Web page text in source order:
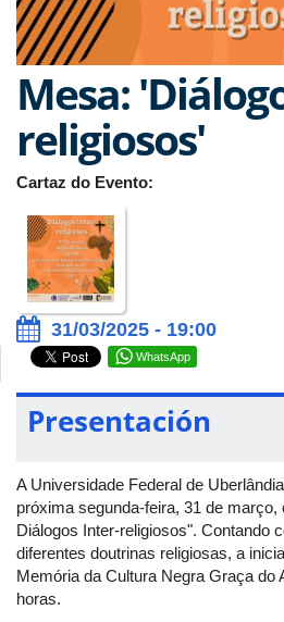
Mesa:
religiosos'
Cartaz do Evento:
31/03/2025 - 19:00
WhatsApp
Presentación
A Universidade Federal de
próxima segunda-feira, 31 de março,
Diálogos Inter-religiosos". Contando
diferentes doutrinas religiosas, a
Memória da Cultura Negra Graça do
horas.